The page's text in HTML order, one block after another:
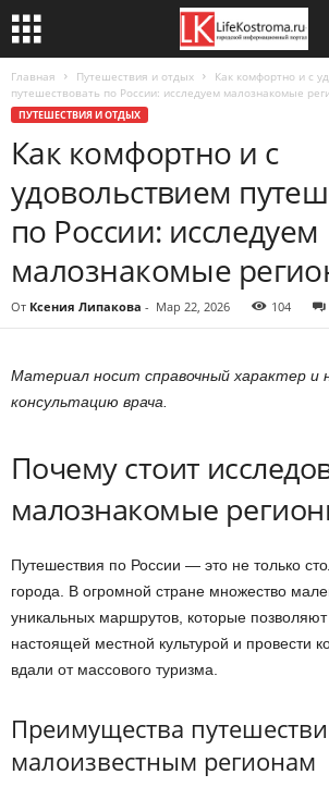
Главная Путешествия и отдых
Как комфортно и с
путешествовать по России: исследуем малознакомые
ПУТЕШЕСТВИЯ И ОТДЫХ
Как комфортно и с
удовольствием
по России: исследуем
малознакомые
От Ксения Липакова - Мар 22, 2026 104
Материал носит справочный характер и
консультацию врача.
Почему стоит
малознакомые
Путешествия по России — это не только
города. В огромной стране множество
уникальных маршрутов, которые позволяют
настоящей местной культурой и провести
вдали от массового туризма.
Преимущества
малоизвестным регионам